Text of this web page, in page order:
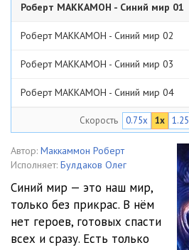
Роберт МАККАМОН - Синий мир 01
Роберт МАККАМОН - Синий мир 02
Роберт МАККАМОН - Синий мир 03
Роберт МАККАМОН - Синий мир 04
Роберт МАККАМОН - Синий мир 05
Роберт МАККАМОН - Синий мир 06
Роберт МАККАМОН - Синий мир 08
Роберт МАККАМОН - Синий мир 09
Скорость 0.75x 1x
Автор: Маккаммон Роберт
Исполняет: Булдаков Олег
Синий мир — это наш мир,
только без прикрас. В нём
нет героев, готовых спасти
всех и сразу. Есть только